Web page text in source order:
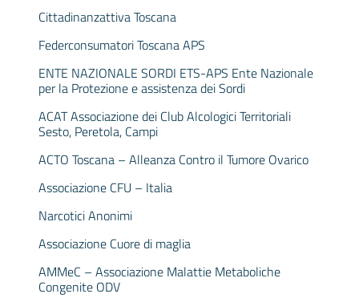
Cittadinanzattiva Toscana
Federconsumatori Toscana APS
ENTE NAZIONALE SORDI ETS-APS Ente Nazionale
per la Protezione e assistenza dei Sordi
ACAT Associazione dei Club Alcologici Territoriali
Sesto, Peretola, Campi
ACTO Toscana – Alleanza Contro il Tumore Ovarico
Associazione CFU – Italia
Narcotici Anonimi
Associazione Cuore di maglia
AMMeC – Associazione Malattie Metaboliche
Congenite ODV